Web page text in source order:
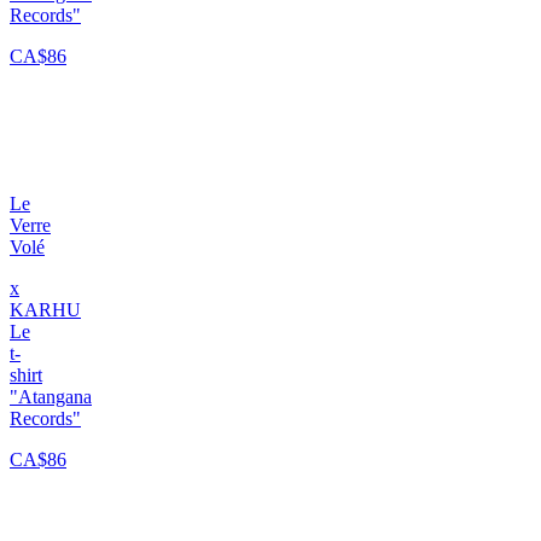
Records"
CA$86
Le
Verre
Volé
x
KARHU
Le
t-
shirt
"Atangana
Records"
CA$86